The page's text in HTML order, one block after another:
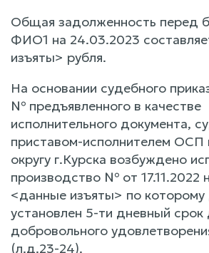
Общая задолженность
ФИО1 на 24.03.2023
изъяты> рубля.
На основании судебного
№ предъявленного в качестве
исполнительного документа,
приставом-исполнителем ОСП
округу г.Курска возбуждено
производство № от 17.11.2022
<данные изъяты> по
установлен 5-ти дневный срок
добровольного
(л.д.23-24).